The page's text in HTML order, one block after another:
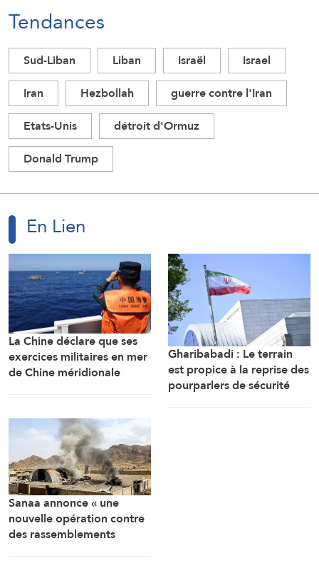
Tendances
Sud-Liban Liban Israël
Israel
Iran
Hezbollah
guerre contre l'Iran
Etats-Unis
détroit d'Ormuz
Donald Trump
En Lien
La Chine déclare que ses
exercices militaires en mer
de Chine méridionale
Philippines
Gharibabadi : Le terrain
est propice à la reprise des
pourparlers de sécurité
Sanaa annonce « une
nouvelle opération contre
des rassemblements